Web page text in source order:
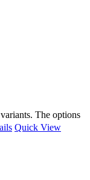
The options
Quick View